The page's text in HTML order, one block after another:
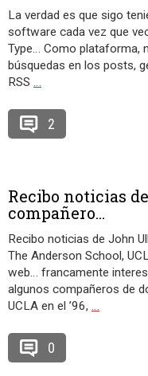
La verdad es que sigo
software cada vez que
Type… Como plataforma,
búsquedas en los posts,
RSS …
2
Recibo noticias
compañero...
Recibo noticias de John
The Anderson School,
web… francamente
algunos compañeros de
UCLA en el ’96, …
0